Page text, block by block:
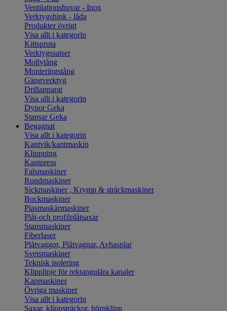
Ventilationshuvar - Inox
Verktygshink - låda
Produkter övrigt
Visa allt i kategorin
Kittspruta
Verktygssatser
Mollytång
Monteringstång
Gängverktyg
Drillapparat
Visa allt i kategorin
Dynor Geka
Stansar Geka
Begagnat
Visa allt i kategorin
Kantvik/kantmaskin
Klippning
Kantpress
Falsmaskiner
Rundmaskiner
Sickmaskiner , Krymp & sträckmaskiner
Bockmaskiner
Plasmaskärmaskiner
Plåt-och profilplåtsaxar
Stansmaskiner
Fiberlaser
Plåtvaggor, Plåtvagnar, Avhasplar
Svetsmaskiner
Teknisk isolering
Klipplinje för rektangulära kanaler
Kapmaskiner
Övriga maskiner
Visa allt i kategorin
Saxar, klippsträckor, hörnklipp